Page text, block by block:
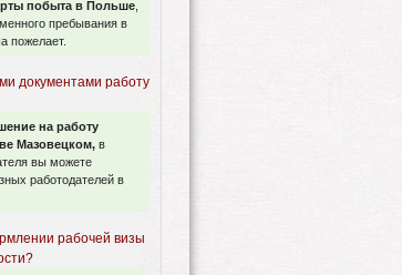
побыта в Польше
пребывания в
пожелает.
документами работу
на работу
Мазовецком, в
вы можете
работодателей в
рабочей визы